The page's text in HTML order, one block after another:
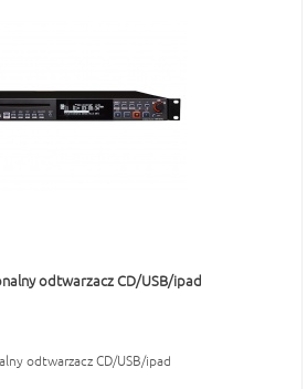
odtwarzacz CD/USB/ipad
odtwarzacz CD/USB/ipad